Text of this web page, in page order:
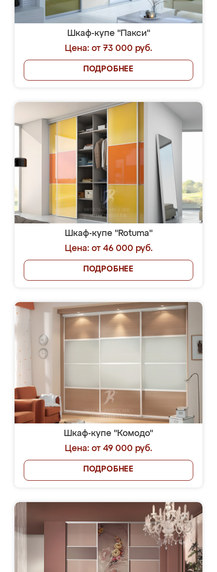
Шкаф-купе "Пакси"
Цена: от 73 000 руб.
ПОДРОБНЕЕ
Шкаф-купе "Rotuma"
Цена: от 46 000 руб.
ПОДРОБНЕЕ
Шкаф-купе "Комодо"
Цена: от 49 000 руб.
ПОДРОБНЕЕ